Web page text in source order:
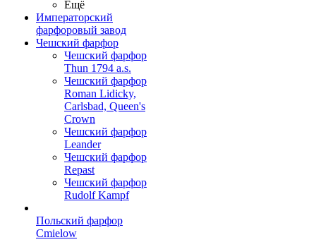
Ещё
Императорский
фарфоровый завод
Чешский фарфор
Чешский фарфор
Thun 1794 a.s.
Чешский фарфор
Roman Lidicky,
Carlsbad, Queen's
Crown
Чешский фарфор
Leander
Чешский фарфор
Repast
Чешский фарфор
Rudolf Kampf
Польский фарфор
Сmielow